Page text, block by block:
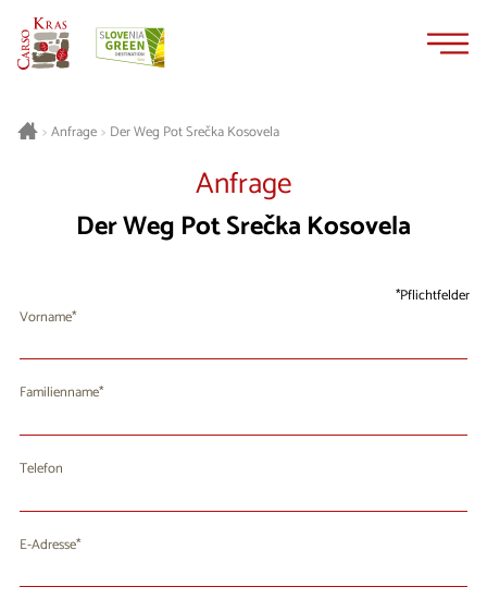
>Anfrage> Der Weg Pot Srečka Kosovela
Anfrage
Der Weg Pot Srečka Kosovela
Pflichtfelder
Vorname
Familienname
Telefon
E-Adresse